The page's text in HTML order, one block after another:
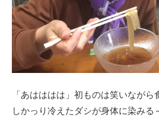
「あはははは」初ものは笑いながら
しかっり冷えたダシが身体に染みる